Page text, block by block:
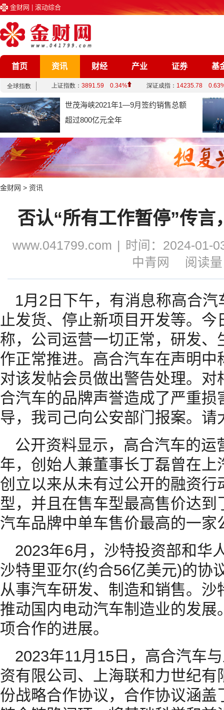
金财网 滚动综合
首页 资讯 财经 产业 证券 基
企业 文化 娱乐
综合
世茂海峡2021年1—9月签约销售总额
超过800亿元全年
金财网 > 资讯
否认“所有工作暂停”传
www.041799.com
时间：2024-01-
中青网
阅读
1月2日下午，有消息称高合汽
止发货、停止新项目开发等。
称，公司运营一切正常，研发
作正常推进。高合汽车在声明中
对该发帖会员做出警告处理。
合汽车的品牌声誉造成了严重
导，我司己向公安部门报案。请
公开资料显示，高合汽车的
年，创始人兼董事长丁磊曾在
创立以来从未有过公开的融资
型，并且在售车型最高售价达
汽车品牌中单车售价最高的一家
2023年6月，沙特投资部和华
沙特里亚尔(约合56亿美元)的协
从事汽车研发、制造和销售。
推动国内电动汽车制造业的发
项合作的进展。
2023年11月15日，高合汽车
资有限公司、上海联和力世纪
份战略合作协议，合作协议涵